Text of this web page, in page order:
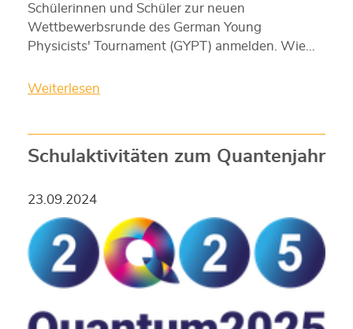
Schülerinnen und Schüler zur neuen
Wettbewerbsrunde des German Young
Physicists' Tournament (GYPT) anmelden. Wie…
Weiterlesen
Schulaktivitäten zum Quantenjahr
23.09.2024